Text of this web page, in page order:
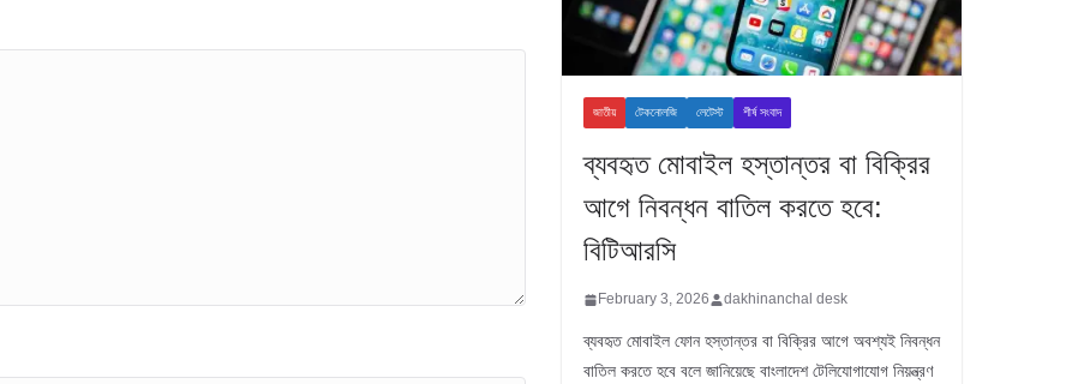
জাতীয় টেকনোলজি লেটেস্ট শীর্ষ সংবাদ
ব্যবহৃত মোবাইল হস্তান্তর বা বিক্রির
আগে নিবন্ধন বাতিল করতে হবে:
বিটিআরসি
February 3, 2026 dakhinanchal desk
ব্যবহৃত মোবাইল ফোন হস্তান্তর বা বিক্রির আগে অবশ্যই নিবন্ধন
বাতিল করতে হবে বলে জানিয়েছে বাংলাদেশ টেলিযোগাযোগ নিয়ন্ত্রণ